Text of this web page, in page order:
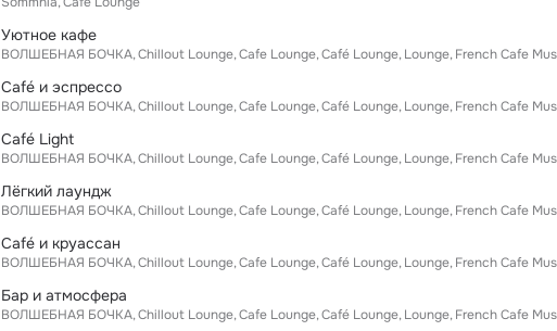
Уютное кафе
ВОЛШЕБНАЯ БОЧКА Chillout Lounge Cafe Lounge Café Lounge Lounge French Cafe
Café и эспрессо
ВОЛШЕБНАЯ БОЧКА Chillout Lounge Cafe Lounge Café Lounge Lounge French Cafe
Café Light
ВОЛШЕБНАЯ БОЧКА Chillout Lounge Cafe Lounge Café Lounge Lounge French Cafe
Лёгкий лаундж
ВОЛШЕБНАЯ БОЧКА Chillout Lounge Cafe Lounge Café Lounge Lounge French Cafe
Café и круассан
ВОЛШЕБНАЯ БОЧКА Chillout Lounge Cafe Lounge Café Lounge Lounge French Cafe
Бар и атмосфера
ВОЛШЕБНАЯ БОЧКА Chillout Lounge Cafe Lounge Café Lounge Lounge French Cafe